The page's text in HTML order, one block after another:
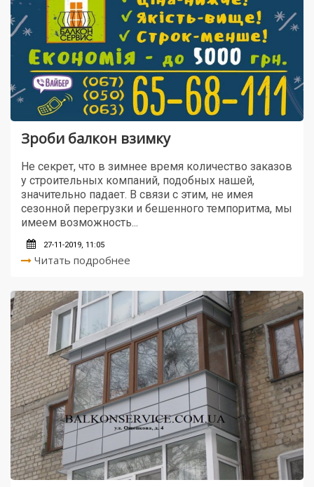
Зроби балкон взимку
Не секрет, что в зимнее время количество заказов
у строительных компаний, подобных нашей,
значительно падает. В связи с этим, не имея
сезонной перегрузки и бешенного темпоритма, мы
имеем возможность...
27-11-2019, 11:05
Читать подробнее